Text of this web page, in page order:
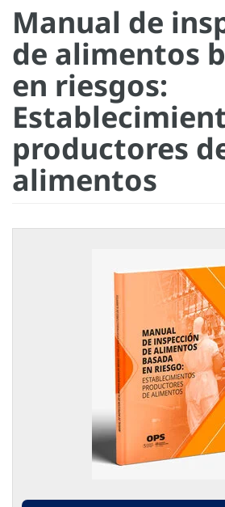
Manual de
de alimentos
en riesgos:
productores
alimentos